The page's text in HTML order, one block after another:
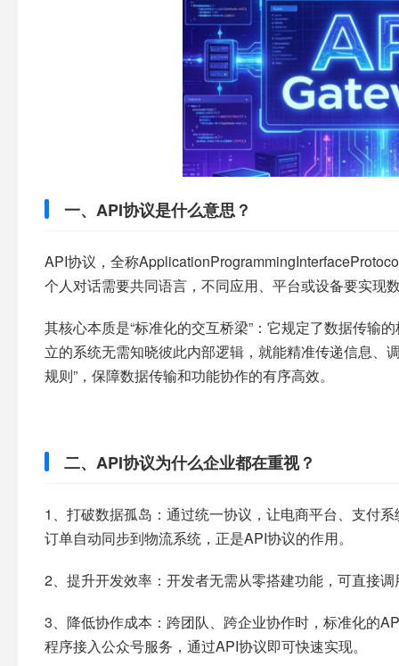
一、API协议是什么意思？
API协议，全称
个人对话需要共同语言，不同应用、平台或设备要实现
其核心本质是“标准化的交互桥梁”：它规定了数据传输
立的系统无需知晓彼此内部逻辑，就能精准传递信息、
规则”，保障数据传输和功能协作的有序高效。​
二、API协议为什么企业都在重视？​
1、打破数据孤岛：通过统一协议，让电商平台、支付
订单自动同步到物流系统，正是API协议的作用。
2、提升开发效率：开发者无需从零搭建功能，可直接
3、降低协作成本：跨团队、跨企业协作时，标准化的
程序接入公众号服务，通过API协议即可快速实现。​